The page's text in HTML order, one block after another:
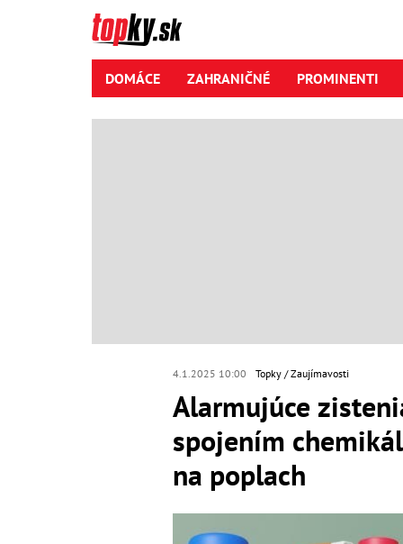
DOMÁCE ZAHRANIČNÉ PROMINENTI
4.1.2025 10:00 Topky Zaujímavosti
Alarmujúce
spojením
na poplach